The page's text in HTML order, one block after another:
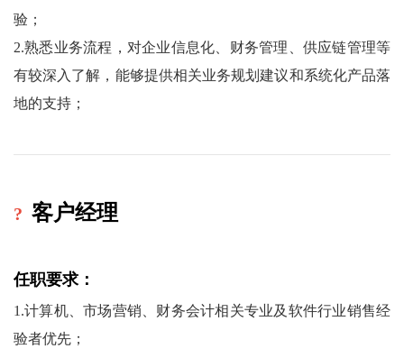
验 ；
2.熟悉业务流程，对企业信息化、 财务管理、供应链管理等
有较深入了解 ，能够提供相关业务规划建议和系统化产品落
地的支持 ；
? 客户经理
任职要求：
1.计算机、市场营销、财务会计相关专业及软件行业销售经
验者优先 ；